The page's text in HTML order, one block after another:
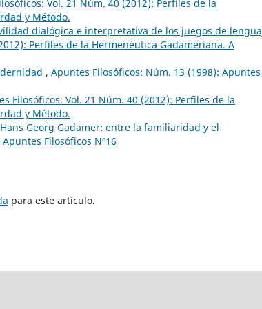
Vol. 21 Núm. 40 (2012): Perfiles de la
y Método.
dialógica e interpretativa de los juegos de
Perfiles de la Hermenéutica Gadameriana. A
, Apuntes Filosóficos: Núm. 13 (1998): Apuntes
Filosóficos: Vol. 21 Núm. 40 (2012): Perfiles de la
y Método.
Georg Gadamer: entre la familiaridad y el
Filosóficos Nº16
para este artículo.